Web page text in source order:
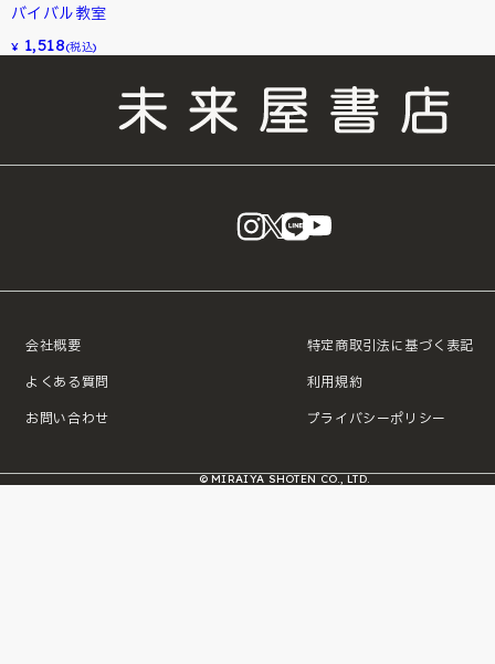
バイバル教室
¥ 1,518(税込)
instagram
X LINE
会社概要
よくある質問
お問い合わせ
特定商取引法に基づく表記
利用規約
プライバシーポリシー
© MIRAIYA SHOTEN CO., LTD.